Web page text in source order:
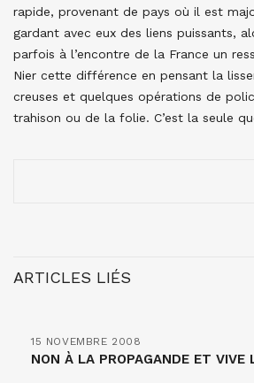
rapide, provenant de pays où il est
gardant avec eux des liens puissants,
parfois à l’encontre de la France un
Nier cette différence en pensant la
creuses et quelques opérations de
trahison ou de la folie. C’est la seule
ARTICLES LIÉS
15 NOVEMBRE 2008
NON À LA PROPAGANDE ET VIVE